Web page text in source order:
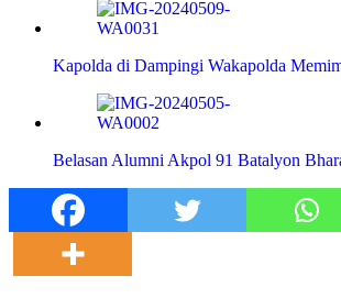
Kapolda di Dampingi Wakapolda
Belasan Alumni Akpol 91 Batalyon